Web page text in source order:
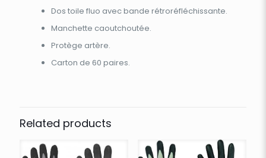
Dos toile fluo avec bande rétroréfléchissante.
Manchette caoutchoutée.
Protège artère.
Carton de 60 paires.
Related products